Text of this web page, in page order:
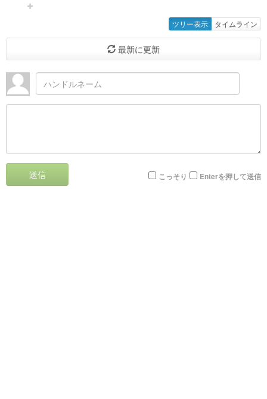
ツリー表示 タイムライン
最新に更新
送信 こっそり Enterを押して送信